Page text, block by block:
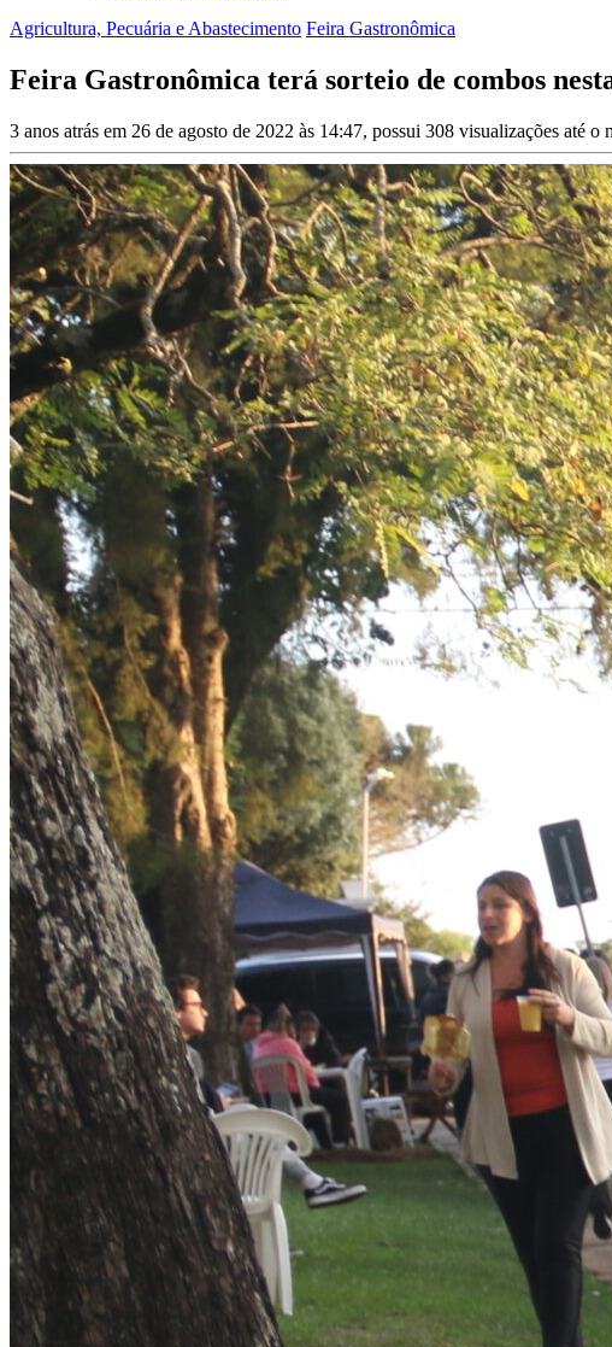
Agricultura, Pecuária e Abastecimento Feira Gastronômica
Feira Gastronômica terá sorteio de combos
3 anos atrás em 26 de agosto de 2022 às 14:47, possui 308 visualizações até o